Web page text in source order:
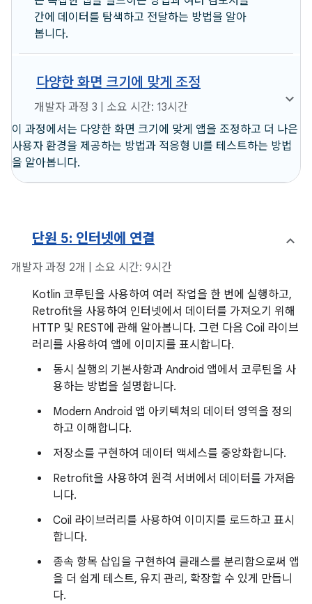
간에 데이터를 탐색하고 전달하는 방법을 알아
봅니다.
다양한 화면 크기에 맞게 조정
개발자 과정 3 | 소요 시간: 13시간
이 과정에서는 다양한 화면 크기에 맞게 앱을 조정하고 더 나은
사용자 환경을 제공하는 방법과 적응형 UI를 테스트하는 방법
을 알아봅니다.
단원 5: 인터넷에 연결
개발자 과정 2개 | 소요 시간: 9시간
Kotlin 코루틴을 사용하여 여러 작업을 한 번에 실행하고,
Retrofit을 사용하여 인터넷에서 데이터를 가져오기 위해
HTTP 및 REST에 관해 알아봅니다. 그런 다음 Coil 라이브
러리를 사용하여 앱에 이미지를 표시합니다.
동시 실행의 기본사항과 Android 앱에서 코루틴을 사
용하는 방법을 설명합니다.
Modern Android 앱 아키텍처의 데이터 영역을 정의
하고 이해합니다.
저장소를 구현하여 데이터 액세스를 중앙화합니다.
Retrofit을 사용하여 원격 서버에서 데이터를 가져옵
니다.
Coil 라이브러리를 사용하여 이미지를 로드하고 표시
합니다.
종속 항목 삽입을 구현하여 클래스를 분리함으로써 앱
을 더 쉽게 테스트, 유지 관리, 확장할 수 있게 만듭니
다.